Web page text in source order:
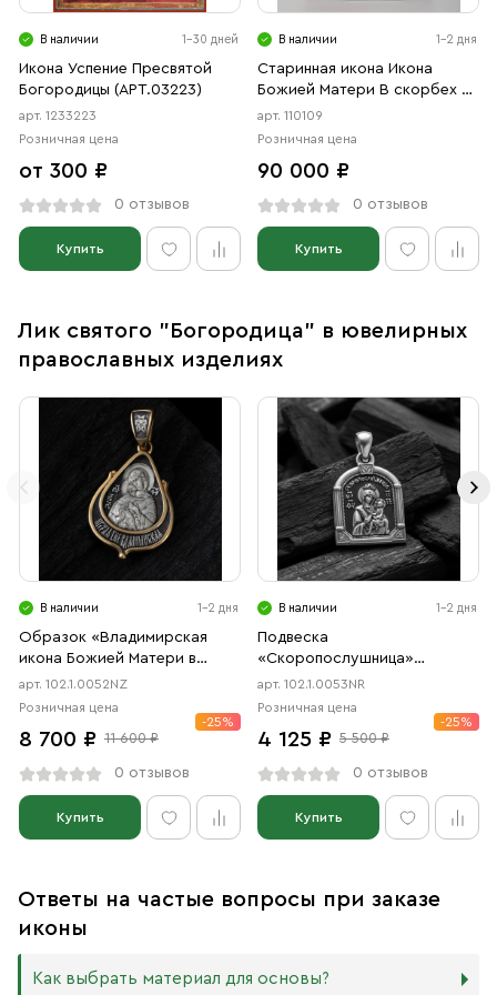
В наличии 1-30 дней
Икона Успение Пресвятой
Богородицы (АРТ.03223)
арт. 1233223
Розничная цена
от 300 ₽
0 отзывов
Купить
В наличии 1-2 дня
Старинная икона Икона
Божией Матери В скорбех и
печалех Утешение, 19 век
арт. 110109
Розничная цена
90 000 ₽
0 отзывов
Купить
Лик святого "Богородица" в ювелирных
православных изделиях
В наличии 1-2 дня
Образок «Владимирская
икона Божией Матери в
форме цаты» чернение,
позолота
арт. 102.1.0052NZ
Розничная цена
8 700 ₽ 11 600 ₽
-25%
0 отзывов
Купить
В наличии 1-2 дня
Подвеска
«Скоропослушница»
чернение, родий
арт. 102.1.0053NR
Розничная цена
4 125 ₽ 5 500 ₽
-25%
0 отзывов
Купить
Ответы на частые вопросы при заказе
иконы
Как выбрать материал для основы?